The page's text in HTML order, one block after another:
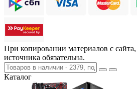
При копировании материалов с
источника обязательна.
Каталог